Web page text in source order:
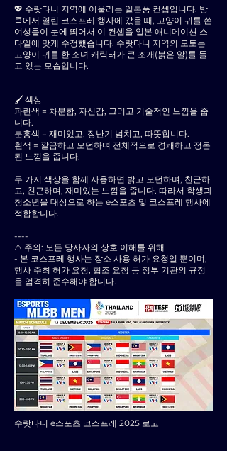
💖 수랏타니 지역에 어울리는 일본풍 컨셉입니다. 방
콕에서 열린 코스프레 행사에 갔을 때, 고양이 귀를 쓴
여성들이 눈에 띄어서 이 컨셉을 일본 애니메이션 스
타일에 맞게 수정했습니다. 수랏타니 지역의 모토는
고양이 귀를 한 소녀 캐릭터가 큰 조개(붉은 알)를 들
고 있는 모습입니다.
🖌 색상
파란색 = 차분함, 자신감, 그리고 기술적인 느낌을 줍
니다.
분홍색 = 재미있고, 장난기 넘치고, 따뜻합니다.
흰색 = 깔끔하고 모던하며 전체적으로 경쾌하고 정돈
된 느낌을 줍니다.
두 가지 색상을 함께 사용하면 밝고 모던하며, 친근하
고, 친근하며, 재미있는 느낌을 줍니다. 따라서 학생과
청소년을 대상으로 하는 e스포츠 및 코스프레 행사에
적합합니다.
----
⚠️ 주의: 모든 당사자의 상호 이해를 위해
- 본 코스프레 행사는 장소 사용 허가 요청일 뿐이며,
행사 주최 허가 요청, 협조 요청 등 정부 기관의 규정
을 엄격히 준수해야 합니다.
수랏타니 e스포츠 코스프레 2025 로고